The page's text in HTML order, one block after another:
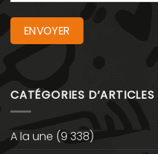
CATÉGORIES D’ARTICLES
A la une (9 338)